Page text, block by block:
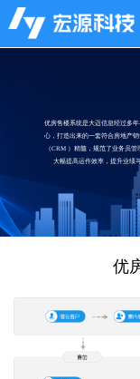
优房售楼系统是大迈信息经过多
心，打造出来的一套符合房地产
（CRM ）精髓，规范了业务员
大幅提高运作效率，提升业绩
优